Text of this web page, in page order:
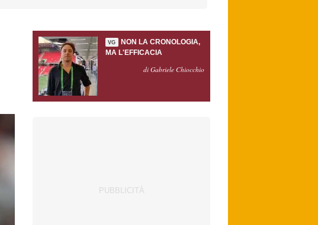
VG
NON LA CRONOLOGIA,
MA L'EFFICACIA
di Gabriele Chiocchio